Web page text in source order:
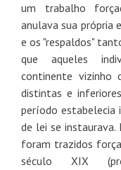
um trabalho
anulava sua própria
e os "respaldos"
que aqueles
continente vizinho
distintas e
período
de lei se
foram trazidos
século XIX